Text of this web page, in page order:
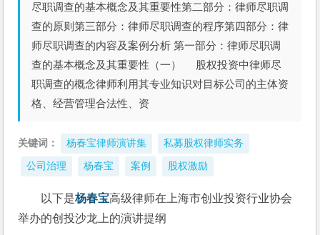
尽职调查的基本概念及其重要性第二部分：律师尽职调
查的原则第三部分：律师尽职调查的程序第四部分：律
师尽职调查的内容及案例分析 第一部分：律师尽职调
查的基本概念及其重要性（一） 股权投资中律师尽
职调查的概念律师利用其专业知识对目标公司的主体资
格、经营管理合法性、资
关键词： 杨春宝律师演讲集 私募股权律师实务
公司治理 杨春宝 案例 股权激励
以下是杨春宝高级律师在上海市创业投资行业协会
举办的创投沙龙上的演讲提纲